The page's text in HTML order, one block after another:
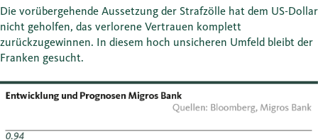
Die vorübergehende Aussetzung der Strafzölle hat dem US-Dollar
nicht geholfen, das verlorene Vertrauen komplett
zurückzugewinnen. In diesem hoch unsicheren Umfeld bleibt der
Franken gesucht.